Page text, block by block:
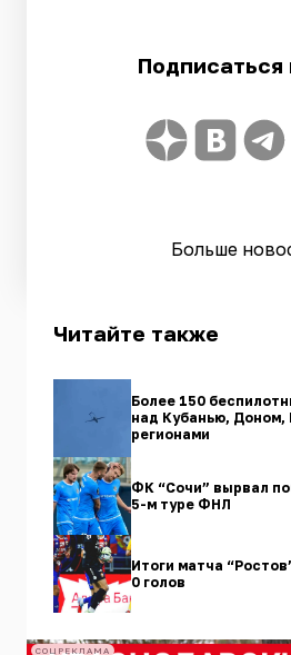
Подписаться
Больше
Читайте также
Более 150
над Кубанью, Доном,
регионами
ФК “Сочи” вырвал
5-м туре ФНЛ
Итоги матча
0 голов
СОЦРЕКЛАМА